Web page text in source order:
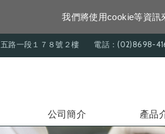
我們將使用cookie等資訊
路一段１７８號２樓 電話：(02)8698-
公司簡介 產品